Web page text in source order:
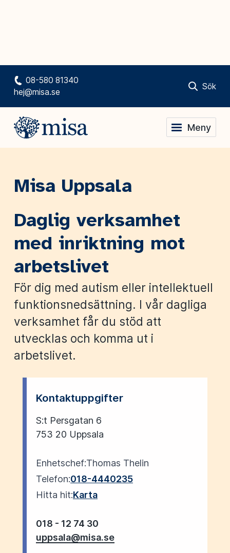
08-580 81340
hej@misa.se
Sök
Meny
Misa Uppsala
Daglig verksamhet
med inriktning mot
arbetslivet
För dig med autism eller intellektuell
funktionsnedsättning. I vår dagliga
verksamhet får du stöd att
utvecklas och komma ut i
arbetslivet.
Kontaktuppgifter
S:t Persgatan 6
753 20 Uppsala
Enhetschef:Thomas Thelin
Telefon:018-4440235
Hitta hit:Karta
018 - 12 74 30
uppsala@misa.se